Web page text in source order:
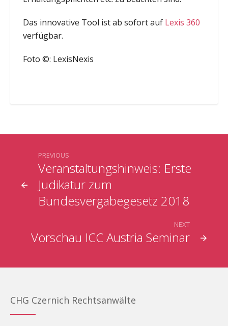
Das innovative Tool ist ab sofort auf Lexis 360
verfügbar.
Foto ©: LexisNexis
Veranstaltungshinweis: Erste
Judikatur zum
Bundesvergabegesetz 2018
PREVIOUS
Vorschau ICC Austria Seminar
NEXT
CHG Czernich Rechtsanwälte